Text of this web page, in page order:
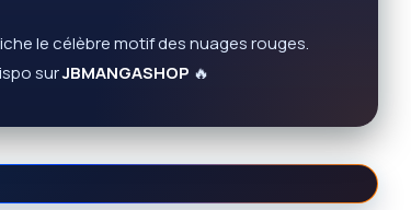
le célèbre motif des nuages rouges.
surJBMANGASHOP 🔥